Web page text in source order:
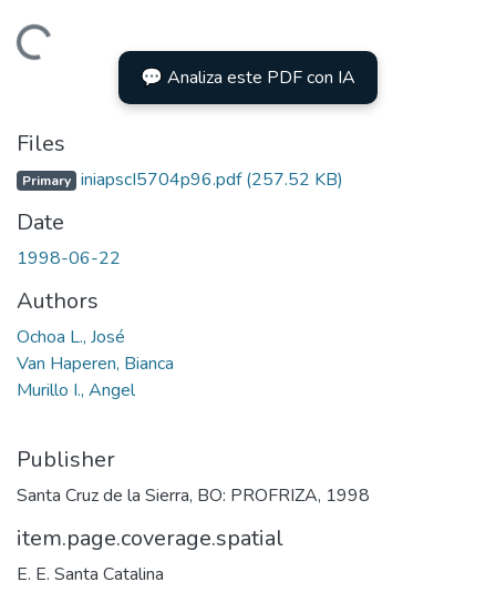
Loading... 💬 Analiza este PDF con IA
Files
Primary iniapscI5704p96.pdf(257.52 KB)
Date
1998-06-22
Authors
Ochoa L., José
Van Haperen, Bianca
Murillo I., Angel
Publisher
Santa Cruz de la Sierra, BO: PROFRIZA, 1998
item.page.coverage.spatial
E. E. Santa Catalina